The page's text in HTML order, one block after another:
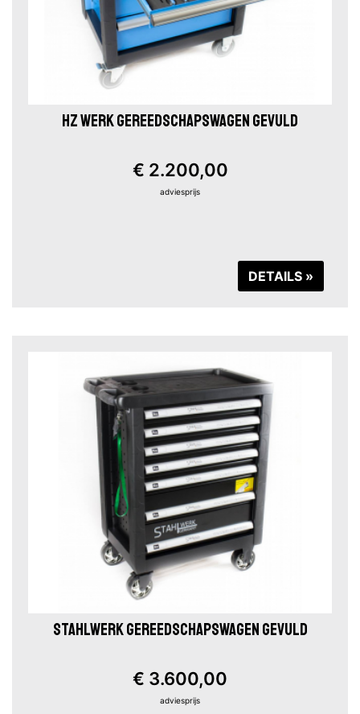
HZ WERK GEREEDSCHAPSWAGEN GEVULD
€ 2.200,00
adviesprijs
DETAILS »
STAHLWERK GEREEDSCHAPSWAGEN GEVULD
€ 3.600,00
adviesprijs